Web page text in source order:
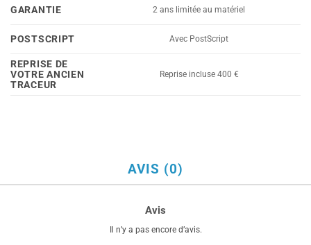
GARANTIE 2 ans limitée au matériel
POSTSCRIPT Avec PostScript
REPRISE DE
VOTRE ANCIEN
TRACEUR
Reprise incluse 400 €
AVIS (0)
Avis
Il n’y a pas encore d’avis.